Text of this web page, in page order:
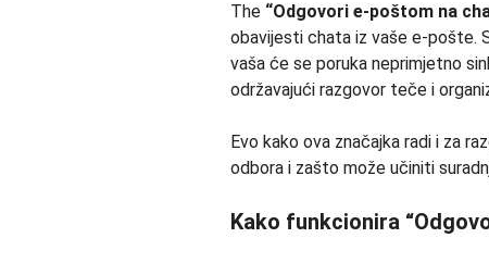
The “Odgovori e-poštom na
obavijesti chata iz vaše e-pošte.
vaša će se poruka neprimjetno
održavajući razgovor teče i
Evo kako ova značajka radi i za
odbora i zašto može učiniti
Kako funkcionira